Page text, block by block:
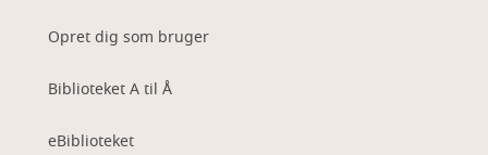
Opret dig som bruger
Biblioteket A til Å
eBiblioteket